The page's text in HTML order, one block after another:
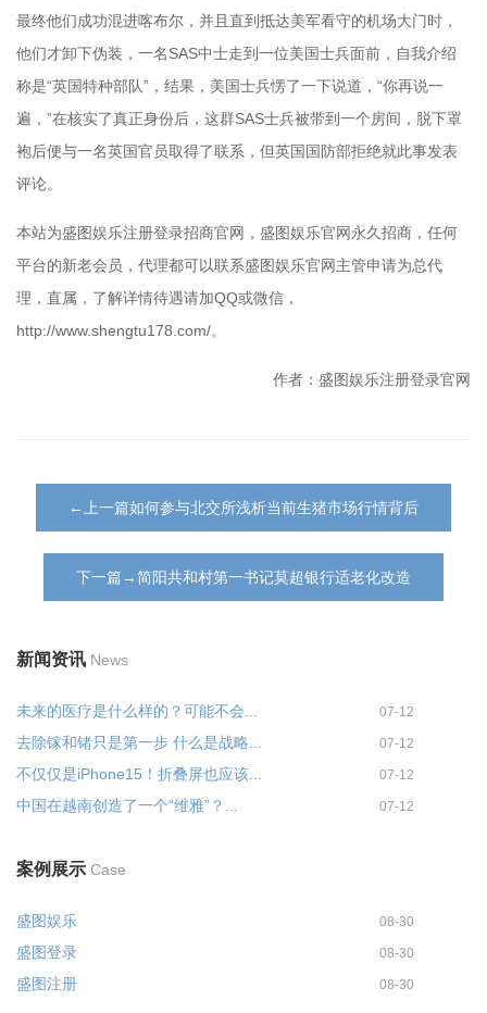
最终他们成功混进喀布尔，并且直到抵达美军看守的机场大门时，
他们才卸下伪装，一名SAS中士走到一位美国士兵面前，自我介绍
称是“英国特种部队”，结果，美国士兵愣了一下说道，“你再说一
遍，”在核实了真正身份后，这群SAS士兵被带到一个房间，脱下罩
袍后便与一名英国官员取得了联系，但英国国防部拒绝就此事发表
评论。
本站为盛图娱乐注册登录招商官网，盛图娱乐官网永久招商，任何
平台的新老会员，代理都可以联系盛图娱乐官网主管申请为总代
理，直属，了解详情待遇请加QQ或微信，
http://www.shengtu178.com/。
作者：盛图娱乐注册登录官网
←上一篇如何参与北交所浅析当前生猪市场行情背后
下一篇→简阳共和村第一书记莫超银行适老化改造
新闻资讯 News
未来的医疗是什么样的？可能不会... 07-12
去除镓和锗只是第一步 什么是战略... 07-12
不仅仅是iPhone15！折叠屏也应该... 07-12
中国在越南创造了一个“维雅”？... 07-12
案例展示 Case
盛图娱乐 08-30
盛图登录 08-30
盛图注册 08-30